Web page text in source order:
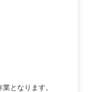
業となります。